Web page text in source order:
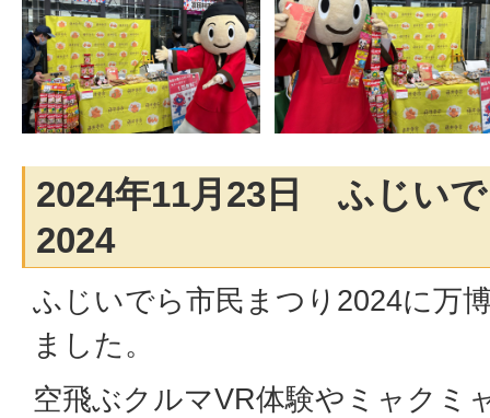
2024年11月23日 ふじい
2024
ふじいでら市民まつり2024に万
ました。
空飛ぶクルマVR体験やミャクミ